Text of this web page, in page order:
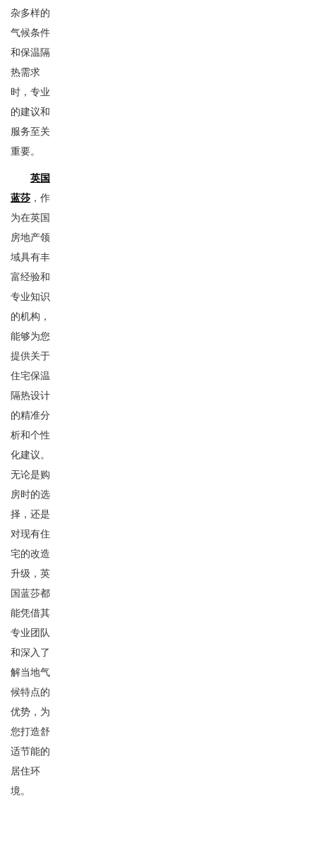
杂多样的
气候条件
和保温隔
热需求
时，专业
的建议和
服务至关
重要。
英国
蓝莎 ，作
为在英国
房地产领
域具有丰
富经验和
专业知识
的机构，
能够为您
提供关于
住宅保温
隔热设计
的精准分
析和个性
化建议。
无论是购
房时的选
择，还是
对现有住
宅的改造
升级，英
国蓝莎都
能凭借其
专业团队
和深入了
解当地气
候特点的
优势，为
您打造舒
适节能的
居住环
境。